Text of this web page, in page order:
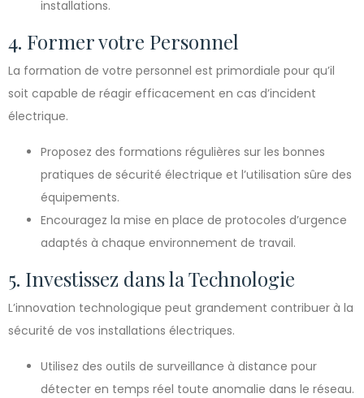
installations.
4. Former votre Personnel
La formation de votre personnel est primordiale pour qu’il
soit capable de réagir efficacement en cas d’incident
électrique.
Proposez des formations régulières sur les bonnes
pratiques de sécurité électrique et l’utilisation sûre des
équipements.
Encouragez la mise en place de protocoles d’urgence
adaptés à chaque environnement de travail.
5. Investissez dans la Technologie
L’innovation technologique peut grandement contribuer à la
sécurité de vos installations électriques.
Utilisez des outils de surveillance à distance pour
détecter en temps réel toute anomalie dans le réseau.